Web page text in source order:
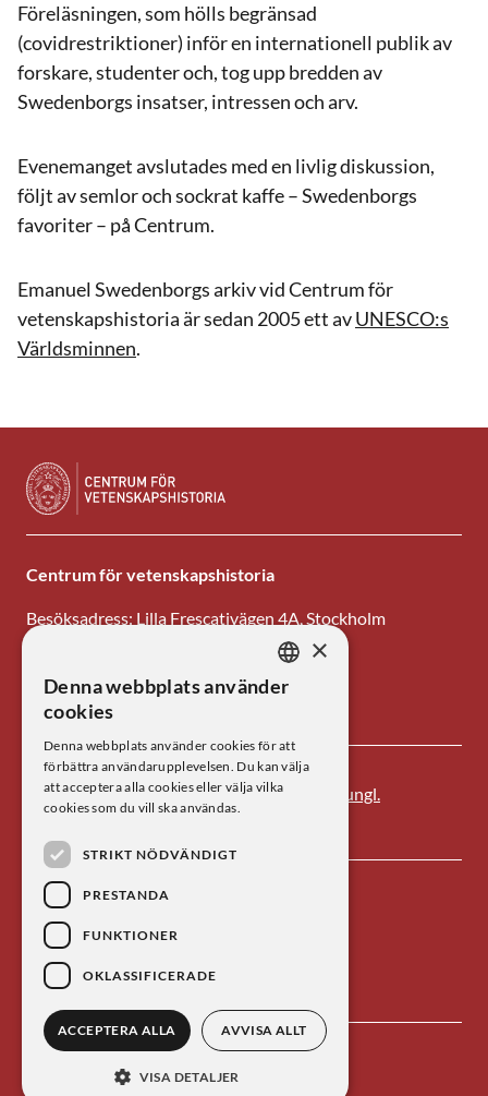
Föreläsningen, som hölls begränsad
(covidrestriktioner) inför en internationell publik av
forskare, studenter och, tog upp bredden av
Swedenborgs insatser, intressen och arv.
Evenemanget avslutades med en livlig diskussion,
följt av semlor och sockrat kaffe – Swedenborgs
favoriter – på Centrum.
Emanuel Swedenborgs arkiv vid Centrum för
vetenskapshistoria är sedan 2005 ett avUNESCO:s
Världsminnen.
Centrum för vetenskapshistoria
Besöksadress: Lilla Frescativägen 4A, Stockholm
E-post: centrum@kva.se
Kontakta oss
Centrum för vetenskapshistoria är ett av
Kungl.
Vetenskapsakademiens forskningsinstitut.
SWEDISH
×
Denna webbplats använder
cookies
Denna webbplats använder cookies för att
förbättra användarupplevelsen. Du kan välja
att acceptera alla cookies eller välja vilka
cookies som du vill ska användas.
STRIKT NÖDVÄNDIGT
PRESTANDA
FUNKTIONER
OKLASSIFICERADE
ACCEPTERA ALLA AVVISA ALLT
VISA DETALJER